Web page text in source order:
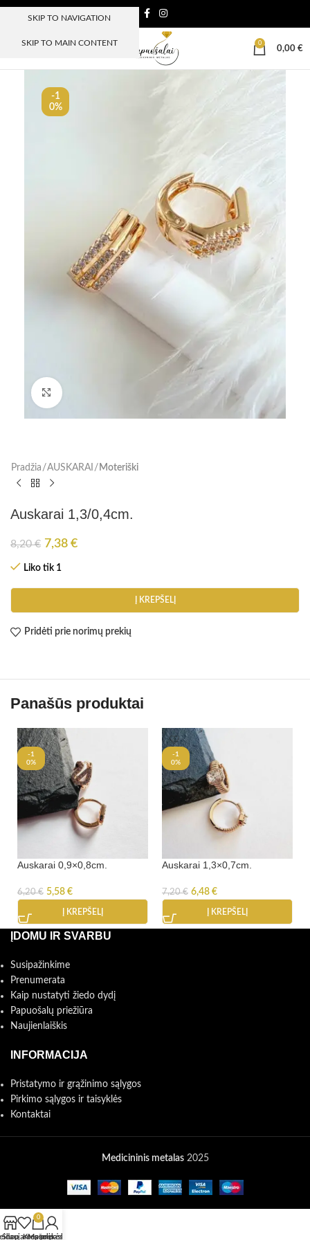
SKIP TO NAVIGATION
SKIP TO MAIN CONTENT
MENIU
0
0,00 €
-1
0%
Pradžia AUSKARAI Moteriški
Auskarai 1,3/0,4cm.
8,20€ 7,38 €
Liko tik 1
Į KREPŠELĮ
Pridėti prie norimų prekių
Panašūs produktai
-1
0%
Auskarai 0,9×0,8cm.
6,20€ 5,58 €
Į KREPŠELĮ
-1
0%
Auskarai 1,3×0,7cm.
7,20€ 6,48 €
Į KREPŠELĮ
ĮDOMU IR SVARBU
Susipažinkime
Prenumerata
Kaip nustatyti žiedo dydį
Papuošalų priežiūra
Naujienlaiškis
INFORMACIJA
Pristatymo ir grąžinimo sąlygos
Pirkimo sąlygos ir taisyklės
Kontaktai
Medicininis metalas2025
Shop prekės
0
Krepšelis
Mano paskyra